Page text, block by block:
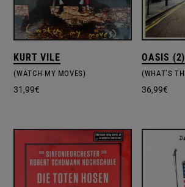
KURT VILE
(WATCH MY MOVES)
31,99€
OASIS (2)
36,99€